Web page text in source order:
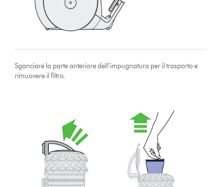
Sganciare la parte anteriore dell’impugnatura per il trasporto e
rimuovere il filtro.